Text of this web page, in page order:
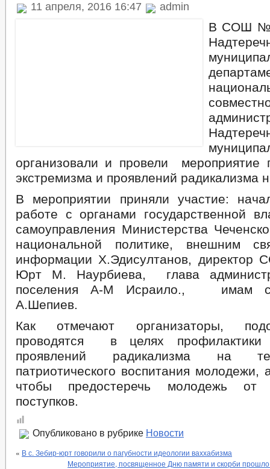
11 апреля, 2016 16:47 admin
В СОШ
организовали и провели мероприятие
экстремизма и проявлений радикализма
В мероприятии приняли участие:
работе с органами государственной
самоуправления Министерства
национальной политике, внешним
информации Х.Эдисултанов,
Юрт М. Наурбиева, глава
поселения А-М Исраило., имам
А.Шепиев.
Как отмечают организаторы,
проводятся в целях профилактики
проявлений радикализма на
патриотического воспитания молодежи,
чтобы предостеречь молодежь от
поступков.
Опубликовано в рубрике Новости
« В с. Зебир-юрт говорили о пагубности идеологии ваххабизма
Мероприятие, посвященное Дню памяти и скорби